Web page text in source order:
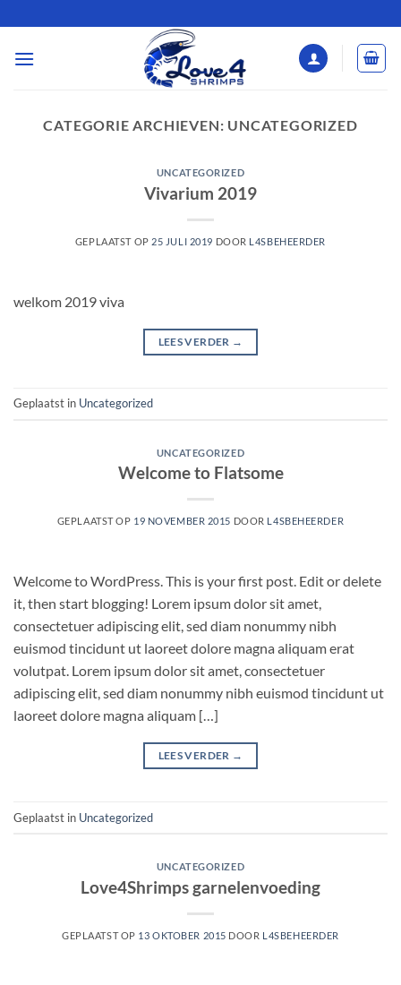
naar
inhoud
CATEGORIE ARCHIEVEN: UNCATEGORIZED
UNCATEGORIZED
Vivarium 2019
GEPLAATST OP 25 JULI 2019 DOOR L4SBEHEERDER
welkom 2019 viva
LEES VERDER →
Geplaatst in Uncategorized
UNCATEGORIZED
Welcome to Flatsome
GEPLAATST OP 19 NOVEMBER 2015 DOOR L4SBEHEERDER
Welcome to WordPress. This is your first post. Edit or delete
it, then start blogging! Lorem ipsum dolor sit amet,
consectetuer adipiscing elit, sed diam nonummy nibh
euismod tincidunt ut laoreet dolore magna aliquam erat
volutpat. Lorem ipsum dolor sit amet, consectetuer
adipiscing elit, sed diam nonummy nibh euismod tincidunt ut
laoreet dolore magna aliquam […]
LEES VERDER →
Geplaatst in Uncategorized
UNCATEGORIZED
Love4Shrimps garnelenvoeding
GEPLAATST OP 13 OKTOBER 2015 DOOR L4SBEHEERDER